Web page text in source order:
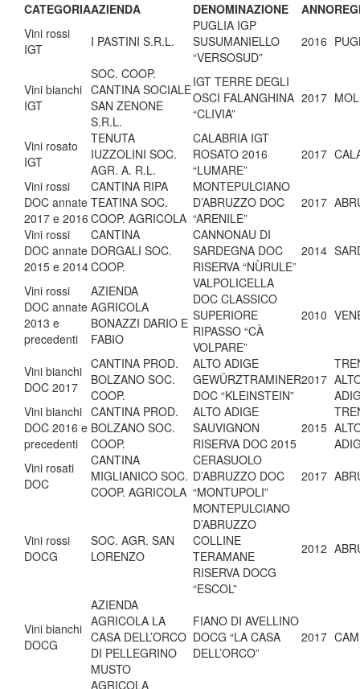
CATEGORIAAZIENDA DENOMINAZIONE ANNO
Vini rossi
IGT
I PASTINI S.R.L.
PUGLIA IGP
SUSUMANIELLO
“VERSOSUD”
2016
Vini bianchi
IGT
SOC. COOP.
CANTINA SOCIALE
SAN ZENONE
S.R.L.
IGT TERRE DEGLI
OSCI FALANGHINA
“CLIVIA”
2017
Vini rosato
IGT
TENUTA
IUZZOLINI SOC.
AGR. A. R.L.
CALABRIA IGT
ROSATO 2016
“LUMARE”
2017
Vini rossi
DOC annate
2017 e 2016
CANTINA RIPA
TEATINA SOC.
COOP. AGRICOLA
MONTEPULCIANO
D’ABRUZZO DOC
“ARENILE”
2017
Vini rossi
DOC annate
2015 e 2014
CANTINA
DORGALI SOC.
COOP.
CANNONAU DI
SARDEGNA DOC
RISERVA “NÙRULE”
2014
Vini rossi
DOC annate
2013 e
precedenti
AZIENDA
AGRICOLA
BONAZZI DARIO E
FABIO
VALPOLICELLA
DOC CLASSICO
SUPERIORE
RIPASSO “CÀ
VOLPARE”
2010
Vini bianchi
DOC 2017
CANTINA PROD.
BOLZANO SOC.
COOP.
ALTO ADIGE
GEWÜRZTRAMINER
DOC “KLEINSTEIN”
2017
Vini bianchi
DOC 2016 e
precedenti
CANTINA PROD.
BOLZANO SOC.
COOP.
ALTO ADIGE
SAUVIGNON
RISERVA DOC 2015
2015
Vini rosati
DOC
CANTINA
MIGLIANICO SOC.
COOP. AGRICOLA
CERASUOLO
D’ABRUZZO DOC
“MONTUPOLI”
2017
Vini rossi
DOCG
SOC. AGR. SAN
LORENZO
MONTEPULCIANO
D’ABRUZZO
COLLINE
TERAMANE
RISERVA DOCG
“ESCOL”
2012
Vini bianchi
DOCG
AZIENDA
AGRICOLA LA
CASA DELL’ORCO
DI PELLEGRINO
MUSTO
FIANO DI AVELLINO
DOCG “LA CASA
DELL’ORCO”
2017
AGRICOLA